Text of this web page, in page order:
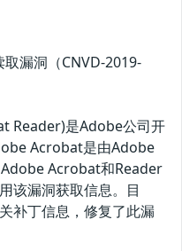
漏洞（CNVD-2019-
Reader)是Adobe公司开
Acrobat是由Adobe
Acrobat和Reader
该漏洞获取信息。目
补丁信息，修复了此漏